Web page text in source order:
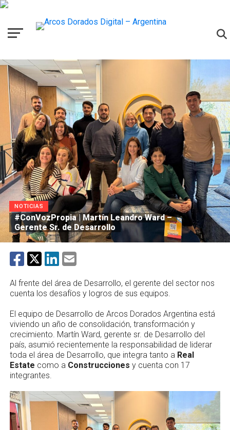
NOTICIAS
#ConVozPropia | Martín Leandro Ward –
Gerente Sr. de Desarrollo
Al frente del área de Desarrollo, el gerente del sector nos
cuenta los desafíos y logros de sus equipos.
El equipo de Desarrollo de Arcos Dorados Argentina está
viviendo un año de consolidación, transformación y
crecimiento. Martín Ward, gerente sr. de Desarrollo del
país, asumió recientemente la responsabilidad de liderar
toda el área de Desarrollo, que integra tanto a Real
Estate como a Construcciones y cuenta con 17
integrantes.